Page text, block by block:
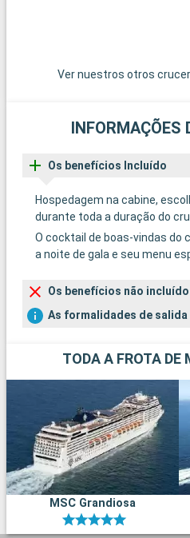
Ver nuestros otros
INFORMAÇÕES
Os benefícios Incluído
Hospedagem na cabine,
durante toda a duração do
O cocktail de boas-vindas do
a noite de gala e seu menu
Os benefícios não incluído
As formalidades de salida
TODA A FROTA DE
MSC Grandiosa